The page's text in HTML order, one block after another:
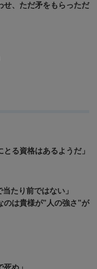
せ、ただ矛をもらっただ
とる資格はあるようだ」
たり前ではない」
のは貴様が”人の強さ”が
ぬ」